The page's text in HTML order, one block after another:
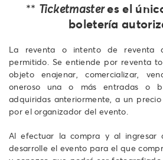
** Ticketmaster es el
boletería
La reventa o intento de reventa
permitido. Se entiende por reventa
objeto enajenar, comercializar,
oneroso una o más entradas o
adquiridas anteriormente, a un
por el organizador del evento.
Al efectuar la compra y al ingresar
desarrolle el evento para el que